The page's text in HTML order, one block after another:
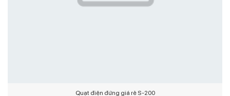
Quạt điện đứng giá rẻ S-200